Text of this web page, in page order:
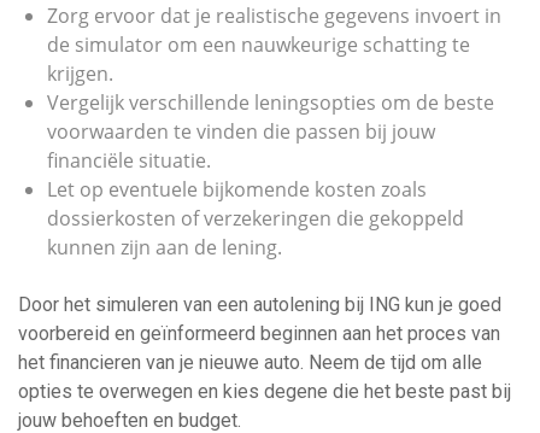
Zorg ervoor dat je realistische gegevens invoert in
de simulator om een nauwkeurige schatting te
krijgen.
Vergelijk verschillende leningsopties om de beste
voorwaarden te vinden die passen bij jouw
financiële situatie.
Let op eventuele bijkomende kosten zoals
dossierkosten of verzekeringen die gekoppeld
kunnen zijn aan de lening.
Door het simuleren van een autolening bij ING kun je goed
voorbereid en geïnformeerd beginnen aan het proces van
het financieren van je nieuwe auto. Neem de tijd om alle
opties te overwegen en kies degene die het beste past bij
jouw behoeften en budget.